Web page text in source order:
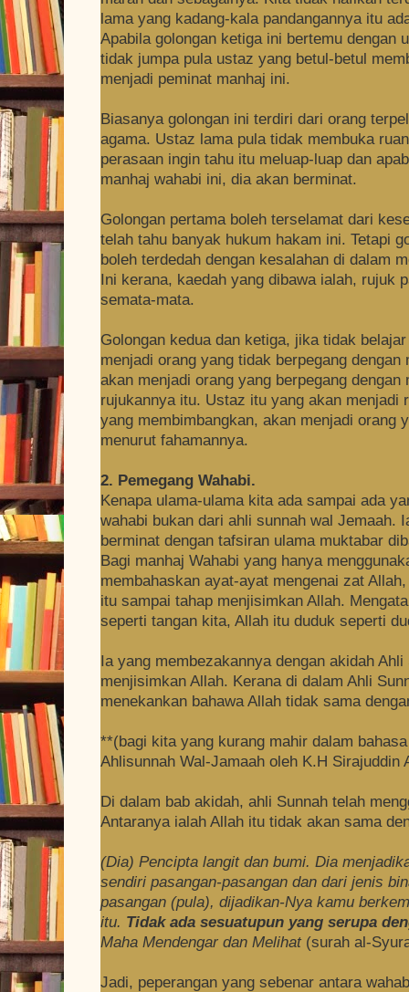
lama yang kadang-kala pandangannya itu
Apabila golongan ketiga ini bertemu dengan
tidak jumpa pula ustaz yang betul-betul
menjadi peminat manhaj ini.
Biasanya golongan ini terdiri dari orang
agama. Ustaz lama pula tidak membuka
perasaan ingin tahu itu meluap-luap dan
manhaj wahabi ini, dia akan berminat.
Golongan pertama boleh terselamat dari
telah tahu banyak hukum hakam ini. Tetapi
boleh terdedah dengan kesalahan di dalam
Ini kerana, kaedah yang dibawa ialah, rujuk
semata-mata.
Golongan kedua dan ketiga, jika tidak
menjadi orang yang tidak berpegang
akan menjadi orang yang berpegang
rujukannya itu. Ustaz itu yang akan menjadi
yang membimbangkan, akan menjadi orang
menurut fahamannya.
2. Pemegang Wahabi.
Kenapa ulama-ulama kita ada sampai ada
wahabi bukan dari ahli sunnah wal Jemaah.
berminat dengan tafsiran ulama muktabar
Bagi manhaj Wahabi yang hanya
membahaskan ayat-ayat mengenai zat
itu sampai tahap menjisimkan Allah.
seperti tangan kita, Allah itu duduk seperti
Ia yang membezakannya dengan akidah
menjisimkan Allah. Kerana di dalam Ahli
menekankan bahawa Allah tidak sama
**(bagi kita yang kurang mahir dalam
Ahlisunnah Wal-Jamaah oleh K.H Sirajuddin
Di dalam bab akidah, ahli Sunnah telah
Antaranya ialah Allah itu tidak akan sama
(Dia) Pencipta langit dan bumi. Dia
sendiri pasangan-pasangan dan dari jenis
pasangan (pula), dijadikan-Nya kamu
itu. Tidak ada sesuatupun yang serupa
Maha Mendengar dan Melihat (surah al-
Jadi, peperangan yang sebenar antara